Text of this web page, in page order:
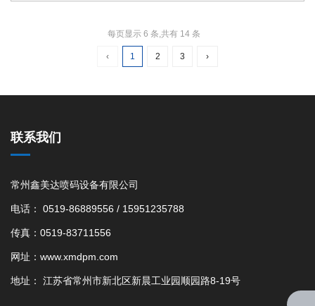
每页显示 6 条,共有 14 条
‹ 1 2 3 ›
联系我们
常州鑫美达喷码设备有限公司
电话： 0519-86889556 / 15951235788
传真：0519-83711556
网址：www.xmdpm.com
地址： 江苏省常州市新北区新晨工业园顺园路8-19号